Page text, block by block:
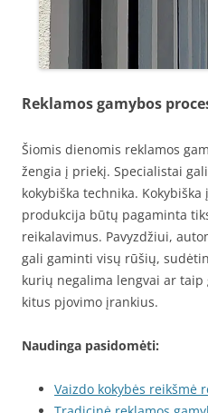
Reklamos gamybos
Šiomis dienomis reklamos
žengia į priekį. Specialistai
kokybiška technika.
produkcija būtų pagaminta
reikalavimus. Pavyzdžiui,
gali gaminti visų rūšių,
kurių negalima lengvai ar
kitus pjovimo įrankius.
Naudinga pasidomėti:
Vaizdo kokybės reikšmė